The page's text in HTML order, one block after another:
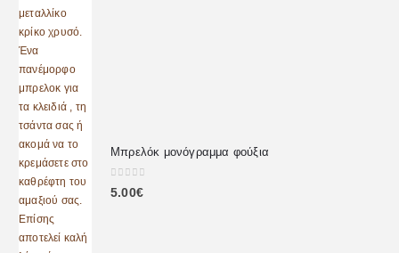
Μπρελόκ μονόγραμμα φούξια
0 out of 5
5.00€